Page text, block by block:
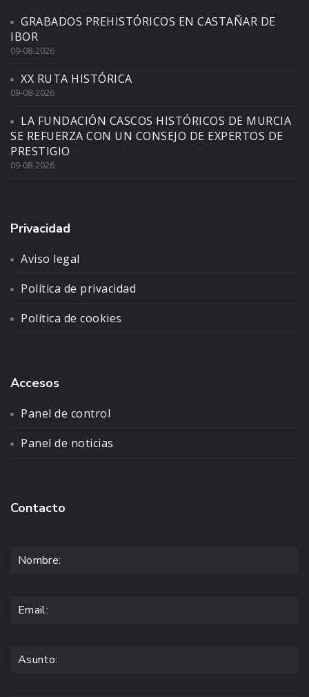
GRABADOS PREHISTÓRICOS EN CASTAÑAR DE
IBOR
09-08-2026
XX RUTA HISTÓRICA
09-08-2026
LA FUNDACIÓN CASCOS HISTÓRICOS DE MURCIA
SE REFUERZA CON UN CONSEJO DE EXPERTOS DE
PRESTIGIO
09-08-2026
Privacidad
Aviso legal
Política de privacidad
Política de cookies
Accesos
Panel de control
Panel de noticias
Contacto